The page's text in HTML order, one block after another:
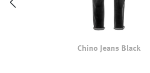
Chino Jeans Black